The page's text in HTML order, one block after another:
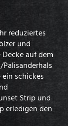
reduziertes
und
auf dem
schickes
Strip und
erledigen den